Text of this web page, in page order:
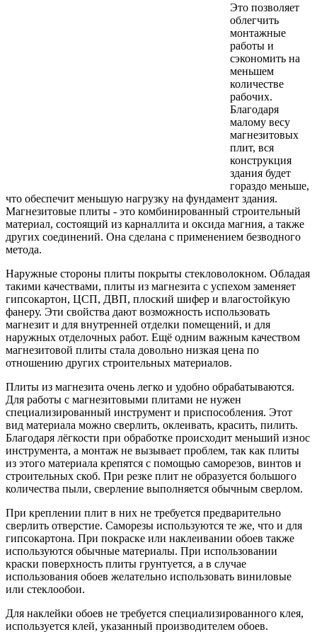
Это позволяет
облегчить
монтажные
работы и
сэкономить на
меньшем
количестве
рабочих.
Благодаря
малому весу
магнезитовых
плит, вся
конструкция
здания будет
гораздо меньше,
что обеспечит меньшую нагрузку на фундамент здания.
Магнезитовые плиты - это комбинированный строительный
материал, состоящий из карналлита и оксида магния, а также
других соединений. Она сделана с применением безводного
метода.
Наружные стороны плиты покрыты стекловолокном. Обладая
такими качествами, плиты из магнезита с успехом заменяет
гипсокартон, ЦСП, ДВП, плоский шифер и влагостойкую
фанеру. Эти свойства дают возможность использовать
магнезит и для внутренней отделки помещений, и для
наружных отделочных работ. Ещё одним важным качеством
магнезитовой плиты стала довольно низкая цена по
отношению других строительных материалов.
Плиты из магнезита очень легко и удобно обрабатываются.
Для работы с магнезитовыми плитами не нужен
специализированный инструмент и приспособления. Этот
вид материала можно сверлить, оклеивать, красить, пилить.
Благодаря лёгкости при обработке происходит меньший износ
инструмента, а монтаж не вызывает проблем, так как плиты
из этого материала крепятся с помощью саморезов, винтов и
строительных скоб. При резке плит не образуется большого
количества пыли, сверление выполняется обычным сверлом.
При креплении плит в них не требуется предварительно
сверлить отверстие. Саморезы используются те же, что и для
гипсокартона. При покраске или наклеивании обоев также
используются обычные материалы. При использовании
краски поверхность плиты грунтуется, а в случае
использования обоев желательно использовать виниловые
или стеклообои.
Для наклейки обоев не требуется специализированного клея,
используется клей, указанный производителем обоев.